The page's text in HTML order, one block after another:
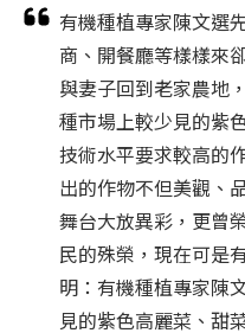
有機種植專家陳文選
商、開餐廳等樣樣來
與妻子回到老家農地
種市場上較少見的紫
技術水平要求較高的
出的作物不但美觀、
舞台大放異彩，更曾
民的殊榮，現在可是
明：有機種植專家陳
見的紫色高麗菜、甜